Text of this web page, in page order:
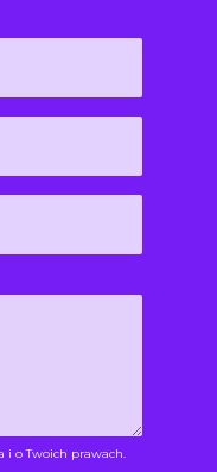
i o Twoich prawach.